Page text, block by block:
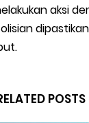
aksi
POSTS